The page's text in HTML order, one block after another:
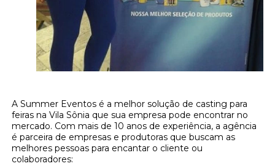
A Summer Eventos é a melhor solução de casting para
feiras na Vila Sônia que sua empresa pode encontrar no
mercado. Com mais de 10 anos de experiência, a agência
é parceira de empresas e produtoras que buscam as
melhores pessoas para encantar o cliente ou
colaboradores: